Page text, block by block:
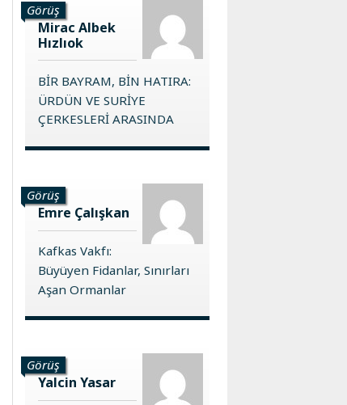
Görüş
Mirac Albek
Hızlıok
BİR BAYRAM, BİN HATIRA:
ÜRDÜN VE SURİYE
ÇERKESLERİ ARASINDA
Görüş
Emre Çalışkan
Kafkas Vakfı:
Büyüyen Fidanlar, Sınırları
Aşan Ormanlar
Görüş
Yalcin Yasar